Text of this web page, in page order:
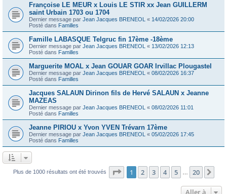
Françoise LE MEUR x Louis LE STIR xx Jean GUILLERM
saint Urbain 1703 ou 1704
Dernier message par Jean Jacques BRENEOL « 14/02/2026 20:00
Posté dans Familles
Famille LABASQUE Telgruc fin 17ème -18ème
Dernier message par Jean Jacques BRENEOL « 13/02/2026 12:13
Posté dans Familles
Marguerite MOAL x Jean GOUAR GOAR Irvillac Plougastel
Dernier message par Jean Jacques BRENEOL « 08/02/2026 16:37
Posté dans Familles
Jacques SALAUN Dirinon fils de Hervé SALAUN x Jeanne
MAZEAS
Dernier message par Jean Jacques BRENEOL « 08/02/2026 11:01
Posté dans Familles
Jeanne PIRIOU x Yvon YVEN Trévarn 17ème
Dernier message par Jean Jacques BRENEOL « 05/02/2026 17:45
Posté dans Familles
Plus de 1000 résultats ont été trouvés Page 1sur20
1 2 3 4 5 20
Aller à